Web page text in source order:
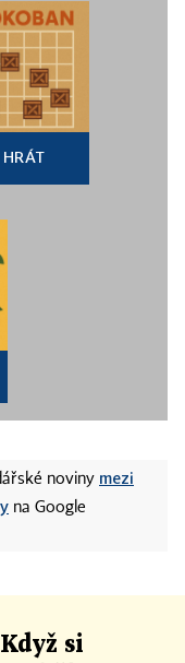
HRÁT
noviny mezi
na Google
si